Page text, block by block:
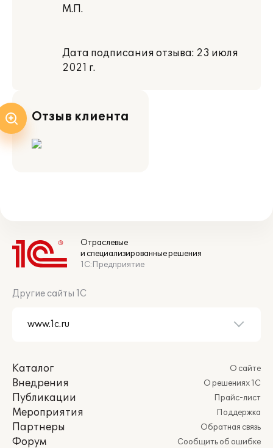
М.П.
Дата подписания отзыва: 23 июля
2021 г.
Отзыв клиента
Отраслевые
и специализированные решения
1С:Предприятие
Другие сайты 1С
Каталог
Внедрения
Публикации
Мероприятия
Партнеры
Форум
О сайте
О решениях 1С
Прайс-лист
Поддержка
Обратная связь
Сообщить об ошибке